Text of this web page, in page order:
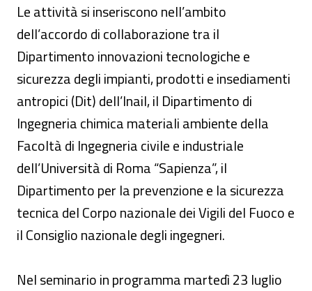
Le attività si inseriscono nell’ambito
dell’accordo di collaborazione tra il
Dipartimento innovazioni tecnologiche e
sicurezza degli impianti, prodotti e insediamenti
antropici (Dit) dell’Inail, il Dipartimento di
Ingegneria chimica materiali ambiente della
Facoltà di Ingegneria civile e industriale
dell’Università di Roma “Sapienza”, il
Dipartimento per la prevenzione e la sicurezza
tecnica del Corpo nazionale dei Vigili del Fuoco e
il Consiglio nazionale degli ingegneri.
Nel seminario in programma martedì 23 luglio